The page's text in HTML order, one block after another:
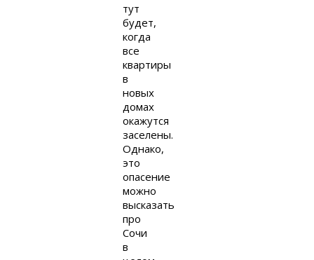
тут
будет,
когда
все
квартиры
в
новых
домах
окажутся
заселены.
Однако,
это
опасение
можно
высказать
про
Сочи
в